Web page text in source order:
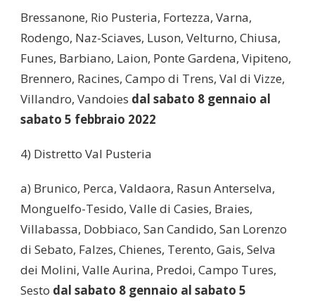
Bressanone, Rio Pusteria, Fortezza, Varna,
Rodengo, Naz-Sciaves, Luson, Velturno, Chiusa,
Funes, Barbiano, Laion, Ponte Gardena, Vipiteno,
Brennero, Racines, Campo di Trens, Val di Vizze,
Villandro, Vandoies dal sabato 8 gennaio al
sabato 5 febbraio 2022
4) Distretto Val Pusteria
a) Brunico, Perca, Valdaora, Rasun Anterselva,
Monguelfo-Tesido, Valle di Casies, Braies,
Villabassa, Dobbiaco, San Candido, San Lorenzo
di Sebato, Falzes, Chienes, Terento, Gais, Selva
dei Molini, Valle Aurina, Predoi, Campo Tures,
Sesto dal sabato 8 gennaio al sabato 5